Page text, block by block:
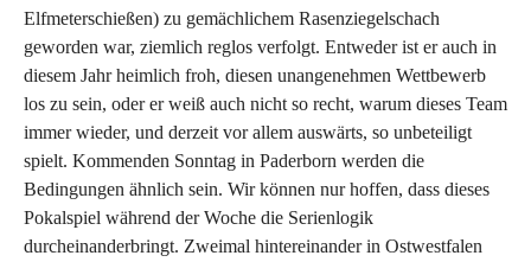
Elfmeterschießen) zu gemächlichem Rasenziegelschach
geworden war, ziemlich reglos verfolgt. Entweder ist er auch in
diesem Jahr heimlich froh, diesen unangenehmen Wettbewerb
los zu sein, oder er weiß auch nicht so recht, warum dieses Team
immer wieder, und derzeit vor allem auswärts, so unbeteiligt
spielt. Kommenden Sonntag in Paderborn werden die
Bedingungen ähnlich sein. Wir können nur hoffen, dass dieses
Pokalspiel während der Woche die Serienlogik
durcheinanderbringt. Zweimal hintereinander in Ostwestfalen